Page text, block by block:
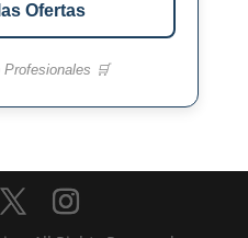
Ofertas
Profesionales 🛒